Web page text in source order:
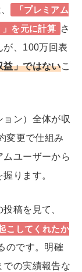
「プレミアム
を元に計算
さ
が、100万回表
益」ではないこ
ン）全体が収
変更で仕組み
ユーザーから
ります。
稿を見て、
こしてくれたか
のです。明確
での実績報告な